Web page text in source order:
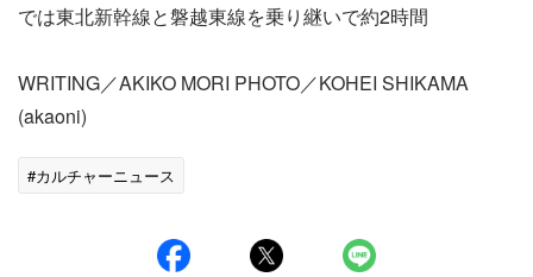
では東北新幹線と磐越東線を乗り継いで約2時間
WRITING／AKIKO MORI PHOTO／KOHEI SHIKAMA
(akaoni)
#カルチャーニュース